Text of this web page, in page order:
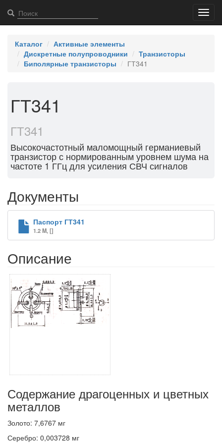
Каталог
Активные элементы
Дискретные полупроводники
Транзисторы
Биполярные транзисторы
ГТ341
ГТ341
ГТ341
Высокочастотный маломощный германиевый
транзистор с нормированным уровнем шума на
частоте 1 ГГц для усиления СВЧ сигналов
Документы
Паспорт ГТ341
1.2 M, []
Описание
Содержание драгоценных и цветных
металлов
Золото: 7,6767 мг
Серебро: 0,003728 мг